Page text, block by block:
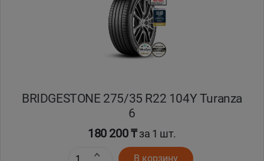
BRIDGESTONE 275/35 R22 104Y Turanza
6
180 200 ₸за 1 шт.
В корзину